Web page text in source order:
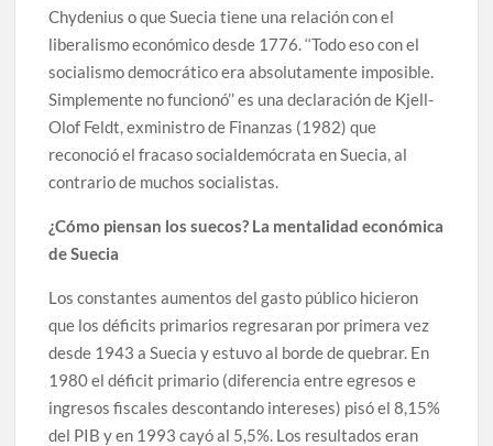
Chydenius o que Suecia tiene una relación con el
liberalismo económico desde 1776. ‘‘Todo eso con el
socialismo democrático era absolutamente imposible.
Simplemente no funcionó’’ es una declaración de Kjell-
Olof Feldt, exministro de Finanzas (1982) que
reconoció el fracaso socialdemócrata en Suecia, al
contrario de muchos socialistas.
¿Cómo piensan los suecos? La mentalidad económica
de Suecia
Los constantes aumentos del gasto público hicieron
que los déficits primarios regresaran por primera vez
desde 1943 a Suecia y estuvo al borde de quebrar. En
1980 el déficit primario (diferencia entre egresos e
ingresos fiscales descontando intereses) pisó el 8,15%
del PIB y en 1993 cayó al 5,5%. Los resultados eran